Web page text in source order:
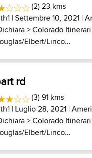
(2) 23 kms
| Settembre 10, 2021 |
>Colorado
Elbert/Linco...
rd
(3) 91 kms
| Luglio 28, 2021 |
>Colorado
Elbert/Linco...